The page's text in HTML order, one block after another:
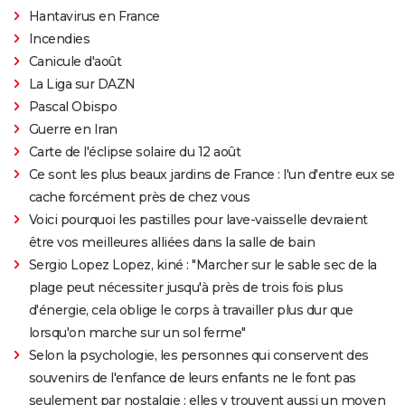
Hantavirus en France
Incendies
Canicule d'août
La Liga sur DAZN
Pascal Obispo
Guerre en Iran
Carte de l'éclipse solaire du 12 août
Ce sont les plus beaux jardins de France : l'un d'entre eux se
cache forcément près de chez vous
Voici pourquoi les pastilles pour lave-vaisselle devraient
être vos meilleures alliées dans la salle de bain
Sergio Lopez Lopez, kiné : "Marcher sur le sable sec de la
plage peut nécessiter jusqu'à près de trois fois plus
d'énergie, cela oblige le corps à travailler plus dur que
lorsqu'on marche sur un sol ferme"
Selon la psychologie, les personnes qui conservent des
souvenirs de l'enfance de leurs enfants ne le font pas
seulement par nostalgie : elles y trouvent aussi un moyen